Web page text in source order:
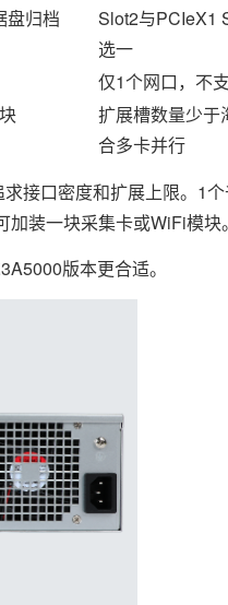
盘归档
Slot2与PCIeX1
选一
仅1个网口，不
扩展槽数量少于
合多卡并行
接口密度和扩展上限。1
装一块采集卡或WiFi模块。
版本更合适。